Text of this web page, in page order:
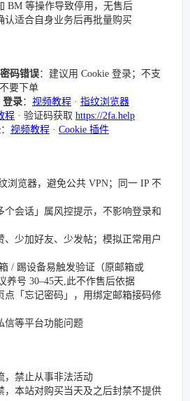
BM 等操作导致停用，无售后
认适合自身业务后再批量购买
码错误：建议用 Cookie 登录；不支
要下单
登录： 视频教程 · 指纹浏览器
程 · 验证码获取 https://2fa.help
： 视频教程 · Cookie 插件
浏览器，避免公共 VPN；同一 IP 不
个会话」属风控提示，不影响登录和
、少加好友、少发帖；模拟正常用户
/ 踢设备易触发验证（原邮箱或
养号 30–45天,此不作售后依据
点「忘记密码」，用绑定邮箱接码修
信等平台功能问题
，禁止从事非法活动
，本站对购买当天及之后封禁不提供